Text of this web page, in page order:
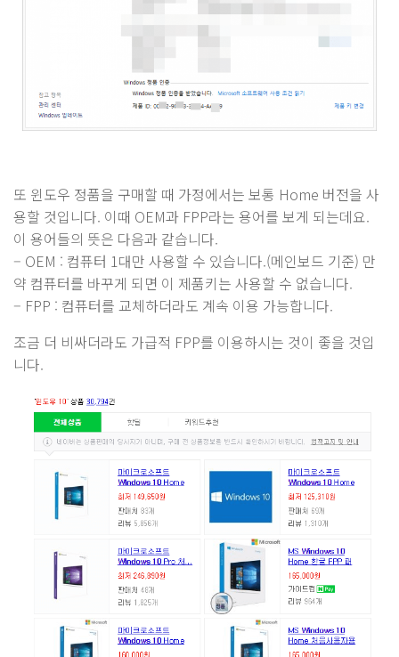
또 윈도우 정품을 구매할 때 가정에서는 보통 Home 버전을 사
용할 것입니다. 이때 OEM과 FPP라는 용어를 보게 되는데요.
이 용어들의 뜻은 다음과 같습니다.
– OEM : 컴퓨터 1대만 사용할 수 있습니다.(메인보드 기준) 만
약 컴퓨터를 바꾸게 되면 이 제품키는 사용할 수 없습니다.
– FPP : 컴퓨터를 교체하더라도 계속 이용 가능합니다.
조금 더 비싸더라도 가급적 FPP를 이용하시는 것이 좋을 것입
니다.